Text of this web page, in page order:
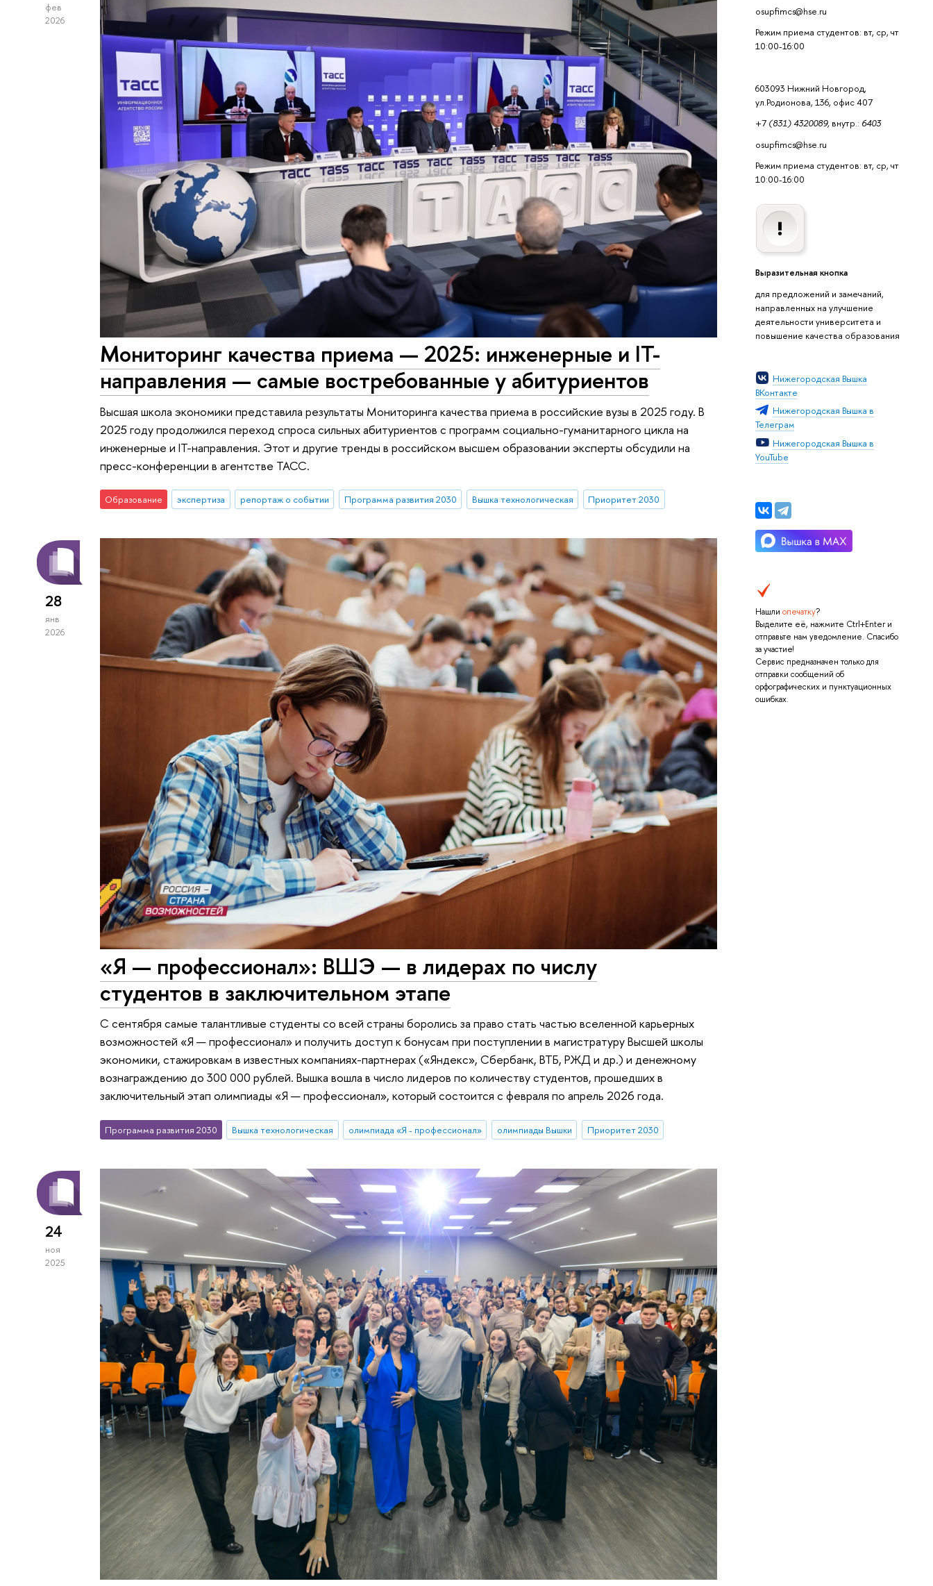
osupfimcs@hse.ru
Режим приема студентов: вт, ср, чт
10:00-16:00
603093 Нижний Новгород,
ул.Родионова, 136, офис 407
+7 (831) 4320089,внутр.: 6403
osupfimcs@hse.ru
Режим приема студентов: вт, ср, чт
10:00-16:00
Выразительная кнопка
для предложений и замечаний,
направленных на улучшение
деятельности университета и
повышение качества образования
Нижегородская Вышка
ВКонтакте
Нижегородская Вышка в
Телеграм
Нижегородская Вышка в
YouTube
Нашли опечатку?
Выделите её, нажмите Ctrl+Enter и
отправьте нам уведомление. Спасибо
за участие!
Сервис предназначен только для
отправки сообщений об
орфографических и пунктуационных
ошибках.
фев
2026
Мониторинг качества приема — 2025: инженерные и IT-
направления — самые востребованные у абитуриентов
Высшая школа экономики представила результаты Мониторинга качества приема в российские вузы в 2025 году. В
2025 году продолжился переход спроса сильных абитуриентов с программ социально-гуманитарного цикла на
инженерные и IT-направления. Этот и другие тренды в российском высшем образовании эксперты обсудили на
пресс-конференции в агентстве ТАСС.
Образование экспертиза репортаж о событии Программа развития 2030 Вышка технологическая Приоритет 2030
28
янв
2026
«Я — профессионал»: ВШЭ — в лидерах по числу
студентов в заключительном этапе
С сентября самые талантливые студенты со всей страны боролись за право стать частью вселенной карьерных
возможностей «Я — профессионал» и получить доступ к бонусам при поступлении в магистратуру Высшей школы
экономики, стажировкам в известных компаниях-партнерах («Яндекс», Сбербанк, ВТБ, РЖД и др.) и денежному
вознаграждению до 300 000 рублей. Вышка вошла в число лидеров по количеству студентов, прошедших в
заключительный этап олимпиады «Я — профессионал», который состоится с февраля по апрель 2026 года.
Программа развития 2030 Вышка технологическая олимпиада «Я - профессионал» олимпиады Вышки Приоритет 2030
24
ноя
2025